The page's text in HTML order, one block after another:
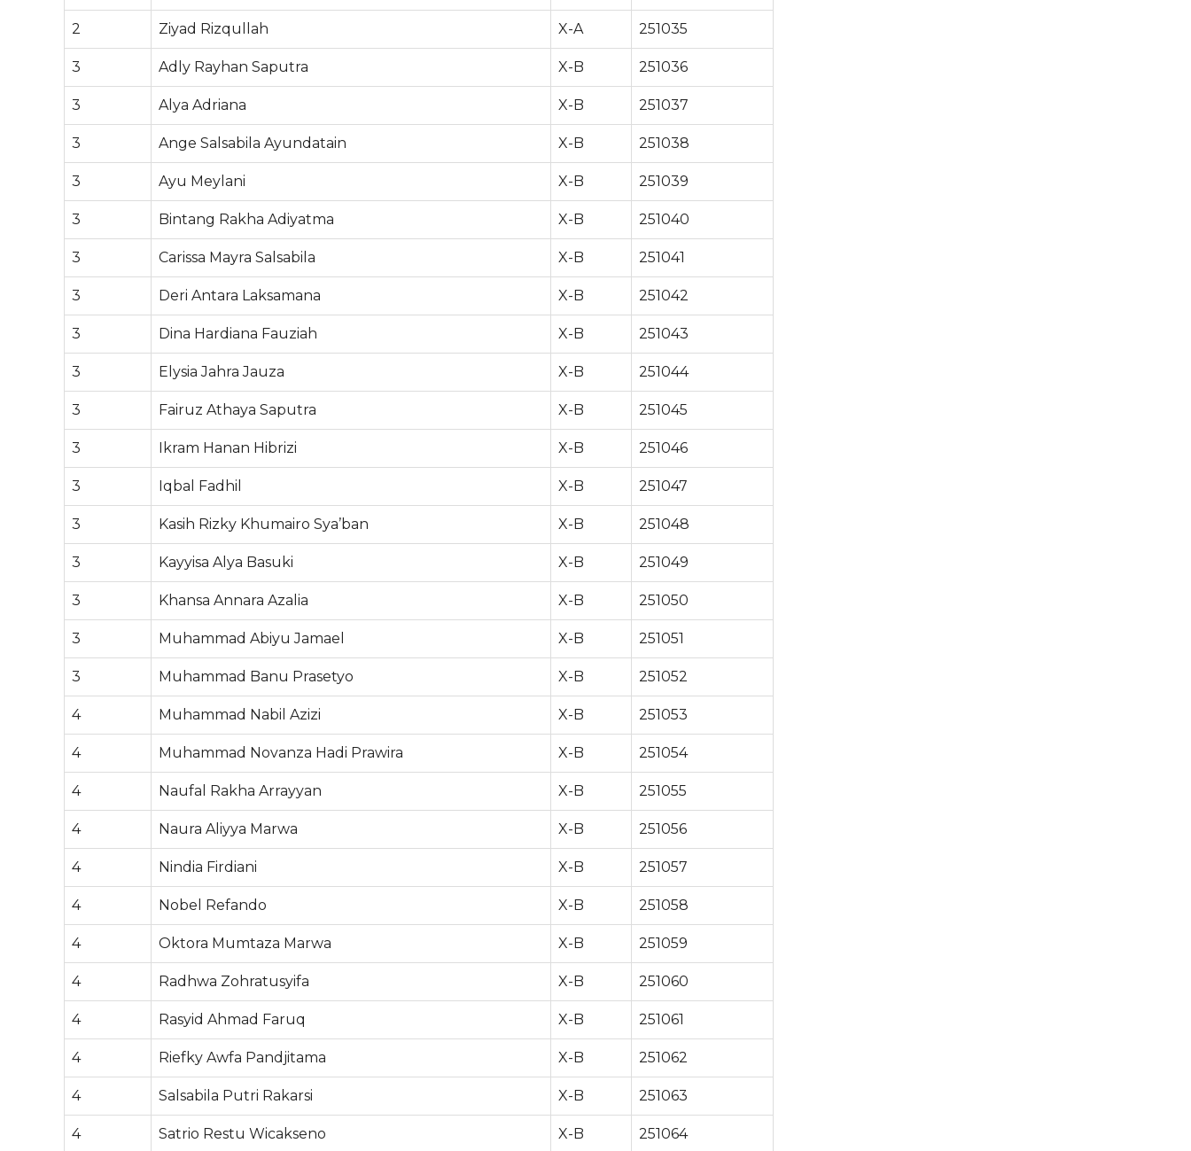
2 Ziyad Rizqullah X-A 251035
3 Adly Rayhan Saputra X-B 251036
3 Alya Adriana X-B 251037
3 Ange Salsabila Ayundatain X-B 251038
3 Ayu Meylani X-B 251039
3 Bintang Rakha Adiyatma X-B 251040
3 Carissa Mayra Salsabila X-B 251041
3 Deri Antara Laksamana X-B 251042
3 Dina Hardiana Fauziah X-B 251043
3 Elysia Jahra Jauza X-B 251044
3 Fairuz Athaya Saputra X-B 251045
3 Ikram Hanan Hibrizi X-B 251046
3 Iqbal Fadhil X-B 251047
3 Kasih Rizky Khumairo Sya’ban X-B 251048
3 Kayyisa Alya Basuki X-B 251049
3 Khansa Annara Azalia X-B 251050
3 Muhammad Abiyu Jamael X-B 251051
3 Muhammad Banu Prasetyo X-B 251052
4 Muhammad Nabil Azizi X-B 251053
4 Muhammad Novanza Hadi Prawira X-B 251054
4 Naufal Rakha Arrayyan X-B 251055
4 Naura Aliyya Marwa X-B 251056
4 Nindia Firdiani X-B 251057
4 Nobel Refando X-B 251058
4 Oktora Mumtaza Marwa X-B 251059
4 Radhwa Zohratusyifa X-B 251060
4 Rasyid Ahmad Faruq X-B 251061
4 Riefky Awfa Pandjitama X-B 251062
4 Salsabila Putri Rakarsi X-B 251063
4 Satrio Restu Wicakseno X-B 251064